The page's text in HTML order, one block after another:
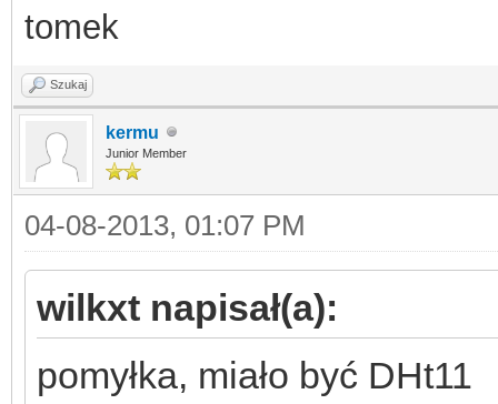
tomek
Szukaj
kermu
Junior Member
04-08-2013, 01:07 PM
wilkxt napisał(a):
pomyłka, miało być DHt11